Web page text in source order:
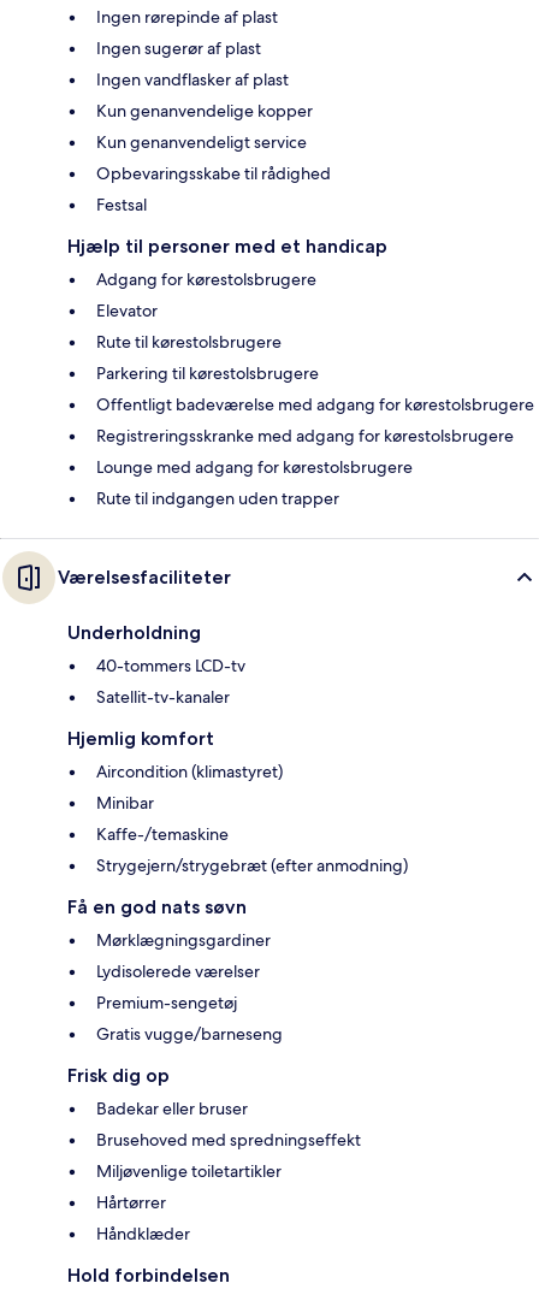
Ingen rørepinde af plast
Ingen sugerør af plast
Ingen vandflasker af plast
Kun genanvendelige kopper
Kun genanvendeligt service
Opbevaringsskabe til rådighed
Festsal
Hjælp til personer med et handicap
Adgang for kørestolsbrugere
Elevator
Rute til kørestolsbrugere
Parkering til kørestolsbrugere
Offentligt badeværelse med adgang for kørestolsbrugere
Registreringsskranke med adgang for kørestolsbrugere
Lounge med adgang for kørestolsbrugere
Rute til indgangen uden trapper
Værelsesfaciliteter
Underholdning
40-tommers LCD-tv
Satellit-tv-kanaler
Hjemlig komfort
Aircondition (klimastyret)
Minibar
Kaffe-/temaskine
Strygejern/strygebræt (efter anmodning)
Få en god nats søvn
Mørklægningsgardiner
Lydisolerede værelser
Premium-sengetøj
Gratis vugge/barneseng
Frisk dig op
Badekar eller bruser
Brusehoved med spredningseffekt
Miljøvenlige toiletartikler
Hårtørrer
Håndklæder
Hold forbindelsen